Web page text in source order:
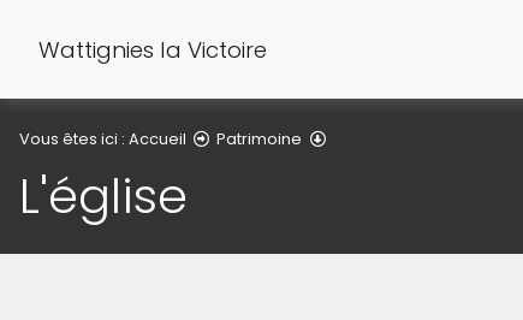
Wattignies la Victoire
Vous êtes ici : Accueil Patrimoine
L'église